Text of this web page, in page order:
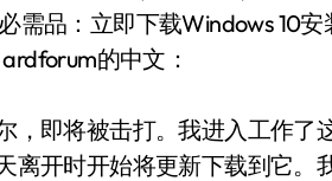
需品：立即下载Windows 10安
的中文：
，即将被击打。我进入工作了
离开时开始将更新下载到它。